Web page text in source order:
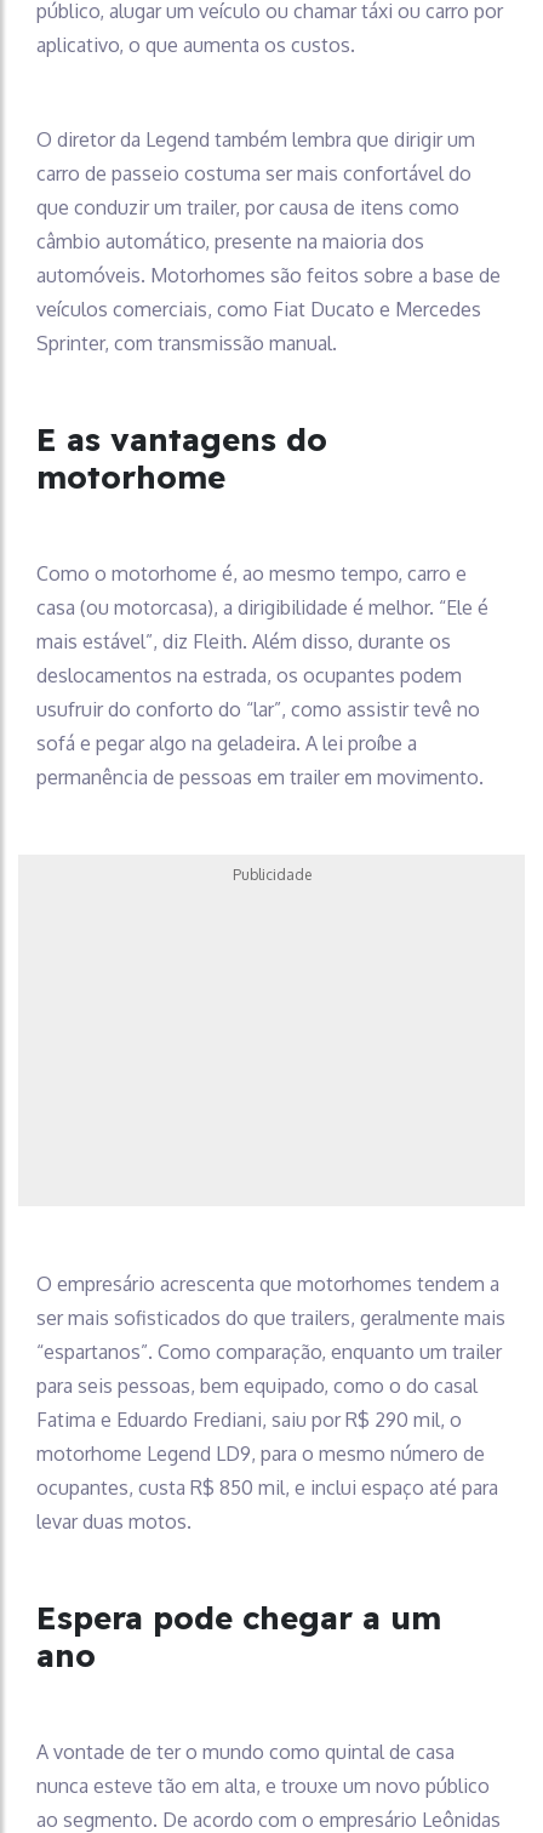
público, alugar um veículo ou chamar táxi ou carro por
aplicativo, o que aumenta os custos.
O diretor da Legend também lembra que dirigir um
carro de passeio costuma ser mais confortável do
que conduzir um trailer, por causa de itens como
câmbio automático, presente na maioria dos
automóveis. Motorhomes são feitos sobre a base de
veículos comerciais, como Fiat Ducato e Mercedes
Sprinter, com transmissão manual.
E as vantagens do
motorhome
Como o motorhome é, ao mesmo tempo, carro e
casa (ou motorcasa), a dirigibilidade é melhor. “Ele é
mais estável”, diz Fleith. Além disso, durante os
deslocamentos na estrada, os ocupantes podem
usufruir do conforto do “lar”, como assistir tevê no
sofá e pegar algo na geladeira. A lei proíbe a
permanência de pessoas em trailer em movimento.
Publicidade
O empresário acrescenta que motorhomes tendem a
ser mais sofisticados do que trailers, geralmente mais
“espartanos”. Como comparação, enquanto um trailer
para seis pessoas, bem equipado, como o do casal
Fatima e Eduardo Frediani, saiu por R$ 290 mil, o
motorhome Legend LD9, para o mesmo número de
ocupantes, custa R$ 850 mil, e inclui espaço até para
levar duas motos.
Espera pode chegar a um
ano
A vontade de ter o mundo como quintal de casa
nunca esteve tão em alta, e trouxe um novo público
ao segmento. De acordo com o empresário Leônidas